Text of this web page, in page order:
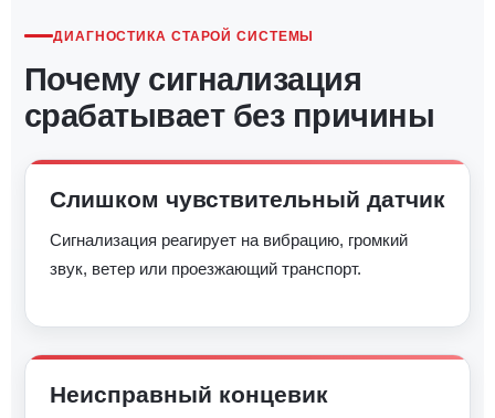
ДИАГНОСТИКА СТАРОЙ СИСТЕМЫ
Почему сигнализация
срабатывает без причины
Слишком чувствительный датчик
Сигнализация реагирует на вибрацию, громкий
звук, ветер или проезжающий транспорт.
Неисправный концевик